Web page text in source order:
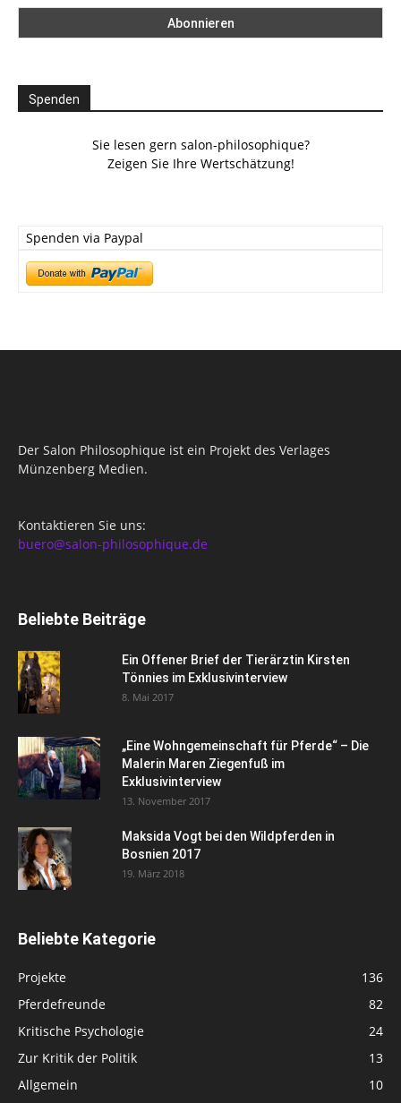
Spenden
Sie lesen gern salon-philosophique?
Zeigen Sie Ihre Wertschätzung!
Spenden via Paypal
Der Salon Philosophique ist ein Projekt des Verlages
Münzenberg Medien.
Kontaktieren Sie uns:
buero@salon-philosophique.de
Beliebte Beiträge
Ein Offener Brief der Tierärztin Kirsten
Tönnies im Exklusivinterview
8. Mai 2017
„Eine Wohngemeinschaft für Pferde“ – Die
Malerin Maren Ziegenfuß im
Exklusivinterview
13. November 2017
Maksida Vogt bei den Wildpferden in
Bosnien 2017
19. März 2018
Beliebte Kategorie
Projekte
136
Pferdefreunde
82
Kritische Psychologie
24
Zur Kritik der Politik
13
Allgemein
10